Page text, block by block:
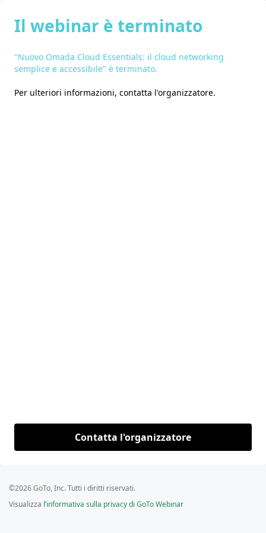
Il webinar è terminato
"Nuovo Omada Cloud Essentials: il cloud networking
semplice e accessibile" è terminato.
Per ulteriori informazioni, contatta l'organizzatore.
Contatta l'organizzatore
©2026 GoTo, Inc. Tutti i diritti riservati.
Visualizza l’informativa sulla privacy di GoTo Webinar